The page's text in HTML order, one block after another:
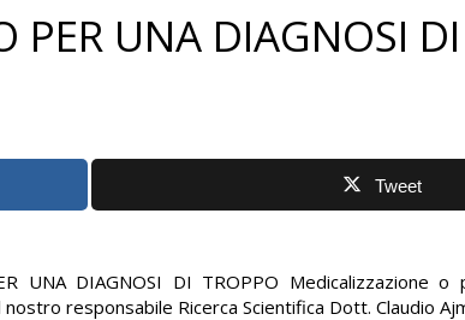
PER UNA DIAGNOSI
Tweet
DIAGNOSI DI TROPPO Medicalizzazione o
responsabile Ricerca Scientifica Dott. Claudio